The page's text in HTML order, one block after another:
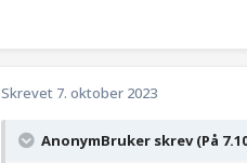
Skrevet 7. oktober 2023
AnonymBruker skrev (På